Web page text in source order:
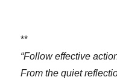
**
“Follow effective
From the quiet